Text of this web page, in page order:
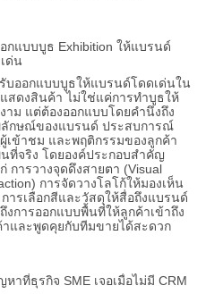
กแบบบูธ Exhibition ให้แบรนด์
ด่น
บออกแบบบูธให้แบรนด์โดดเด่นใน
สดงสินค้า ไม่ใช่แค่การทำบูธให้
าม แต่ต้องออกแบบโดยคำนึงถึง
กษณ์ของแบรนด์ ประสบการณ์
เข้าชม และพฤติกรรมของลูกค้า
ที่จริง โดยองค์ประกอบสำคัญ
การวางจุดดึงสายตา (Visual
การจัดวางโลโก้ให้มองเห็น
การเลือกสีและวัสดุให้สื่อถึงแบรนด์
งการออกแบบพื้นที่ให้ลูกค้าเข้าถึง
และพูดคุยกับทีมขายได้สะดวก
หาที่ธุรกิจ SME เจอเมื่อไม่มี CRM